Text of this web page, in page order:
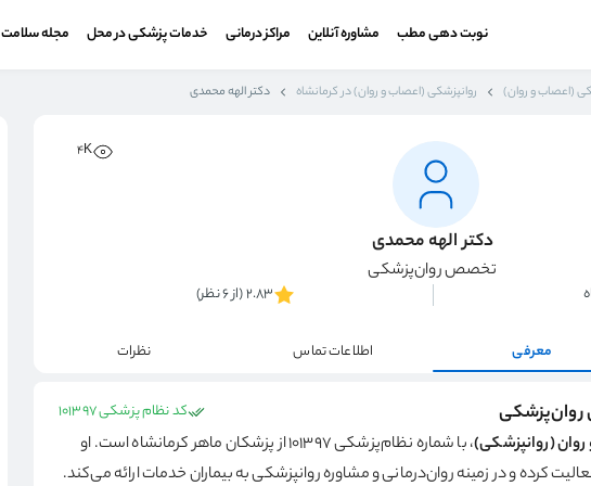
نوبت دهی مطب مشاوره آنلاین مراکز درمانی خدمات پزشکی در محل مجله سلامت
(اعصاب و روان) روانپزشکی (اعصاب و روان) در کرمانشاه دکتر الهه محمدی
4K
دکتر الهه محمدی
تخصص روان‌پزشکی
2.83 (از 6 نظر)
معرفی اطلاعات تماس نظرات
روان‌پزشکی کد نظام پزشکی 101397
(روانپزشکی)
، با شماره نظام‌پزشکی 101397 از پزشکان ماهر کرمانشاه است. او
کرده و در زمینه روان‌درمانی و مشاوره روانپزشکی به بیماران خدمات ارائه می‌کند.